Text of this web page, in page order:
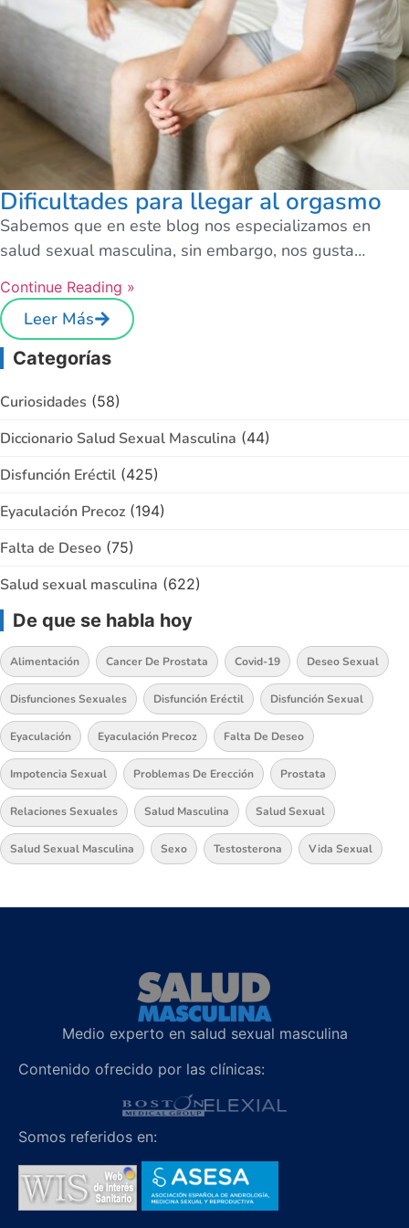
Dificultades para llegar al orgasmo
Sabemos que en este blog nos especializamos en
salud sexual masculina, sin embargo, nos gusta…
Continue Reading »
Leer Más
Categorías
Curiosidades (58)
Diccionario Salud Sexual Masculina (44)
Disfunción Eréctil (425)
Eyaculación Precoz (194)
Falta de Deseo (75)
Salud sexual masculina (622)
De que se habla hoy
Alimentación Cancer De Prostata Covid-19 Deseo Sexual
Disfunciones Sexuales Disfunción Eréctil Disfunción Sexual
Eyaculación Eyaculación Precoz Falta De Deseo
Impotencia Sexual Problemas De Erección Prostata
Relaciones Sexuales Salud Masculina Salud Sexual
Salud Sexual Masculina Sexo Testosterona Vida Sexual
Medio experto en salud sexual masculina
Contenido ofrecido por las clínicas:
Somos referidos en: